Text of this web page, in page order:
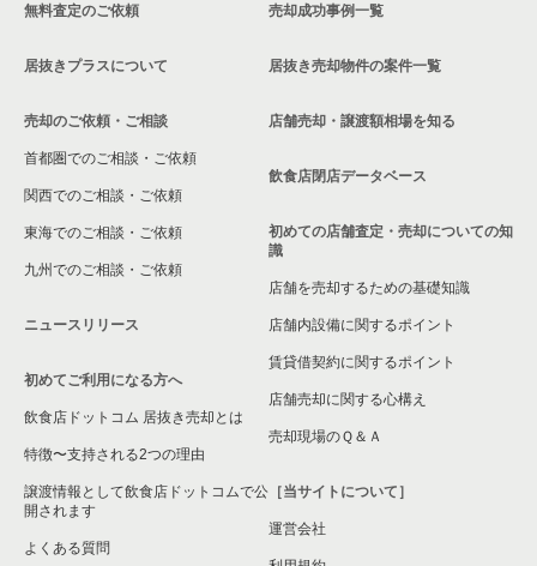
中野区の飲食店の居抜き売却物件の案件一覧
無料査定のご依頼
居抜きプラスについて
売却のご依頼・ご相談
首都圏でのご相談・ご依頼
関西でのご相談・ご依頼
東海でのご相談・ご依頼
九州でのご相談・ご依頼
ニュースリリース
初めてご利用になる方へ
飲食店ドットコム 居抜き売却とは
特徴〜支持される2つの理由
譲渡情報として飲食店ドットコムで公
開されます
よくある質問
売却成功事例一覧
居抜き売却物件の案件一覧
店舗売却・譲渡額相場を知る
飲食店閉店データベース
初めての店舗査定・売却についての知
識
店舗を売却するための基礎知識
店舗内設備に関するポイント
賃貸借契約に関するポイント
店舗売却に関する心構え
売却現場のＱ＆Ａ
［当サイトについて］
運営会社